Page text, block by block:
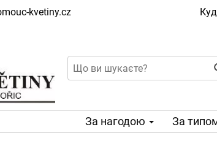
kvetiny.cz
За нагодою За